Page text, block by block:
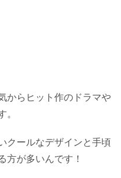
からヒット作のドラマや
クールなデザインと手頃
方が多いんです！